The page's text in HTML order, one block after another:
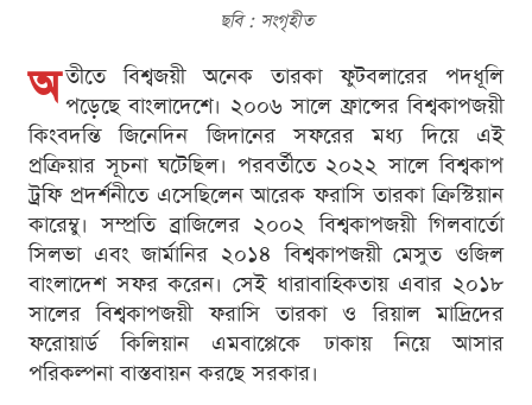
ছবি : সংগৃহীত
অ তীতে বিশ্বজয়ী অনেক তারকা ফুটবলারের পদধূলি
পড়েছে বাংলাদেশে। ২০০৬ সালে ফ্রান্সের বিশ্বকাপজয়ী
কিংবদন্তি জিনেদিন জিদানের সফরের মধ্য দিয়ে এই
প্রক্রিয়ার সূচনা ঘটেছিল। পরবর্তীতে ২০২২ সালে বিশ্বকাপ
ট্রফি প্রদর্শনীতে এসেছিলেন আরেক ফরাসি তারকা ক্রিস্টিয়ান
কারেম্বু। সম্প্রতি ব্রাজিলের ২০০২ বিশ্বকাপজয়ী গিলবার্তো
সিলভা এবং জার্মানির ২০১৪ বিশ্বকাপজয়ী মেসুত ওজিল
বাংলাদেশ সফর করেন। সেই ধারাবাহিকতায় এবার ২০১৮
সালের বিশ্বকাপজয়ী ফরাসি তারকা ও রিয়াল মাদ্রিদের
ফরোয়ার্ড কিলিয়ান এমবাপ্পেকে ঢাকায় নিয়ে আসার
পরিকল্পনা বাস্তবায়ন করছে সরকার।